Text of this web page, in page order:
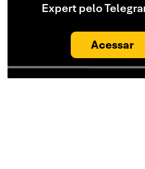
Expert pelo
Acessar